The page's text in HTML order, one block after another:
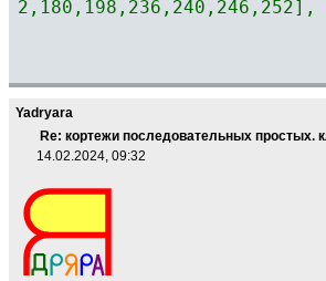
2,180,198,236,240,246,252],
Yadryara
Re: кортежи последовательных простых.
14.02.2024, 09:32